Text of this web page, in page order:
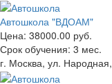
Автошкола "ВДОАМ"
Цена: 38000.00 руб.
Срок обучения: 3 мес.
г. Москва, ул.